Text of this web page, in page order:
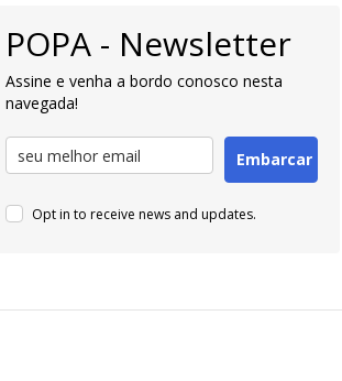
POPA - Newsletter
Assine e venha a bordo conosco nesta
navegada!
Embarcar
Opt in to receive news and updates.